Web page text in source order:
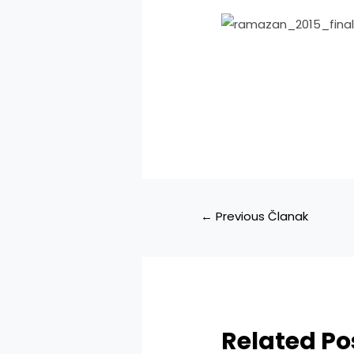
Navigacija
← Previous Članak
Related